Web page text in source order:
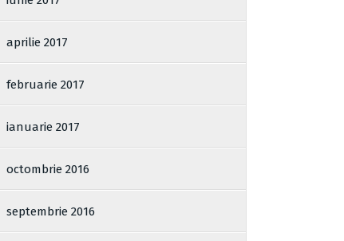
aprilie 2017
februarie 2017
ianuarie 2017
octombrie 2016
septembrie 2016